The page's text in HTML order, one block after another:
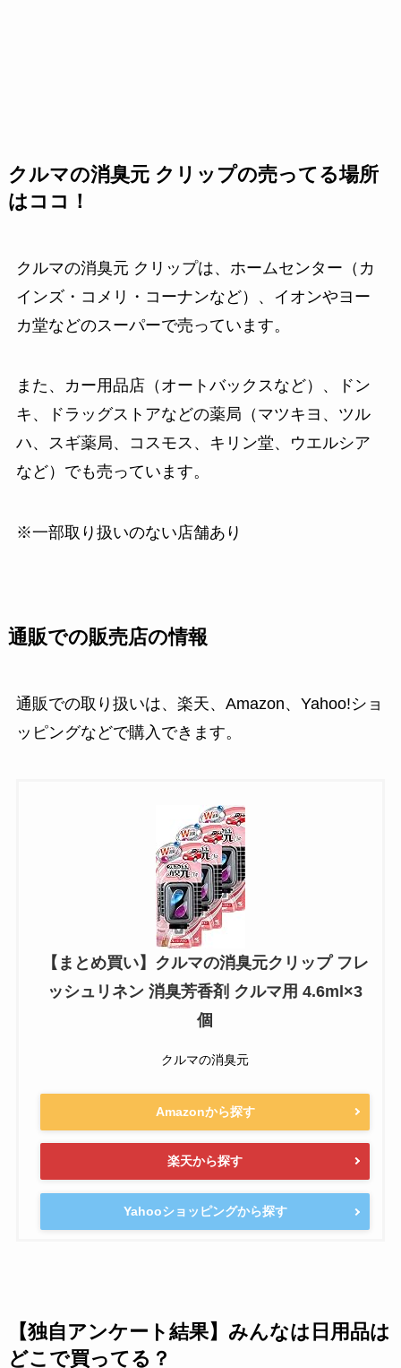
クルマの消臭元 クリップの売ってる場所
はココ！
クルマの消臭元 クリップは、ホームセンター（カ
インズ・コメリ・コーナンなど）、イオンやヨー
カ堂などのスーパーで売っています。
また、カー用品店（オートバックスなど）、ドン
キ、ドラッグストアなどの薬局（マツキヨ、ツル
ハ、スギ薬局、コスモス、キリン堂、ウエルシア
など）でも売っています。
※一部取り扱いのない店舗あり
通販での販売店の情報
通販での取り扱いは、楽天、Amazon、Yahoo!ショ
ッピングなどで購入できます。
【まとめ買い】クルマの消臭元クリップ フレ
ッシュリネン 消臭芳香剤 クルマ用 4.6ml×3
個
クルマの消臭元
Amazonから探す
楽天から探す
Yahooショッピングから探す
【独自アンケート結果】みんなは日用品は
どこで買ってる？